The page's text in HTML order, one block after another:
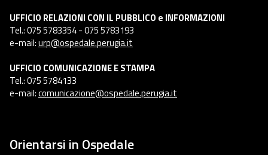
UFFICIO RELAZIONI CON IL PUBBLICO e INFORMAZIONI
Tel.: 075 5783354 - 075 5783193
e-mail:urp@ospedale.perugia.it
UFFICIO COMUNICAZIONE E STAMPA
Tel.: 075 5784133
e-mail:comunicazione@ospedale.perugia.it
Orientarsi in Ospedale